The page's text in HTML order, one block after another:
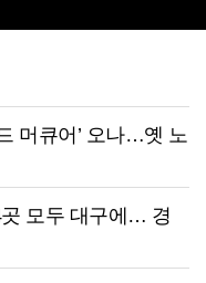
머큐어’ 오나…옛 노
모두 대구에… 경